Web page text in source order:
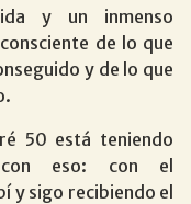
y un inmenso
de lo que
y de lo que
50 está teniendo
eso: con el
y sigo recibiendo el